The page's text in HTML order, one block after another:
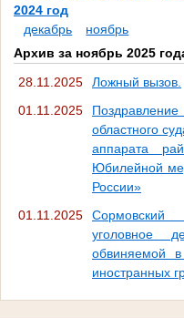
2024 год
декабрь
ноябрь
Архив за ноябрь 2025
28.11.2025
Ложный вызов.
01.11.2025
областного
аппарата
Юбилейной
России»
01.11.2025
уголовное
обвиняемой
иностранных